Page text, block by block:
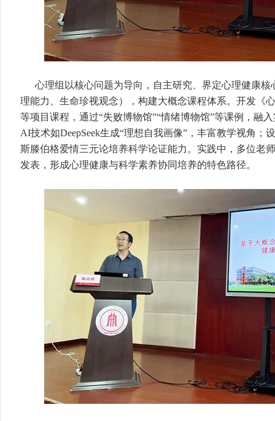
心理组以核心问题为导向，自主研究、界定心理健康
理能力、生命珍视观念），构建大概念课程体系。开发《
等项目课程，通过“失败博物馆”“情绪博物馆”等课例，融
AI技术如DeepSeek生成“理想自我画像”，丰富教学视角；
斯滕伯格爱情三元论培养科学论证能力。实践中，多位老
发表，形成心理健康与科学素养协同培养的特色路径。